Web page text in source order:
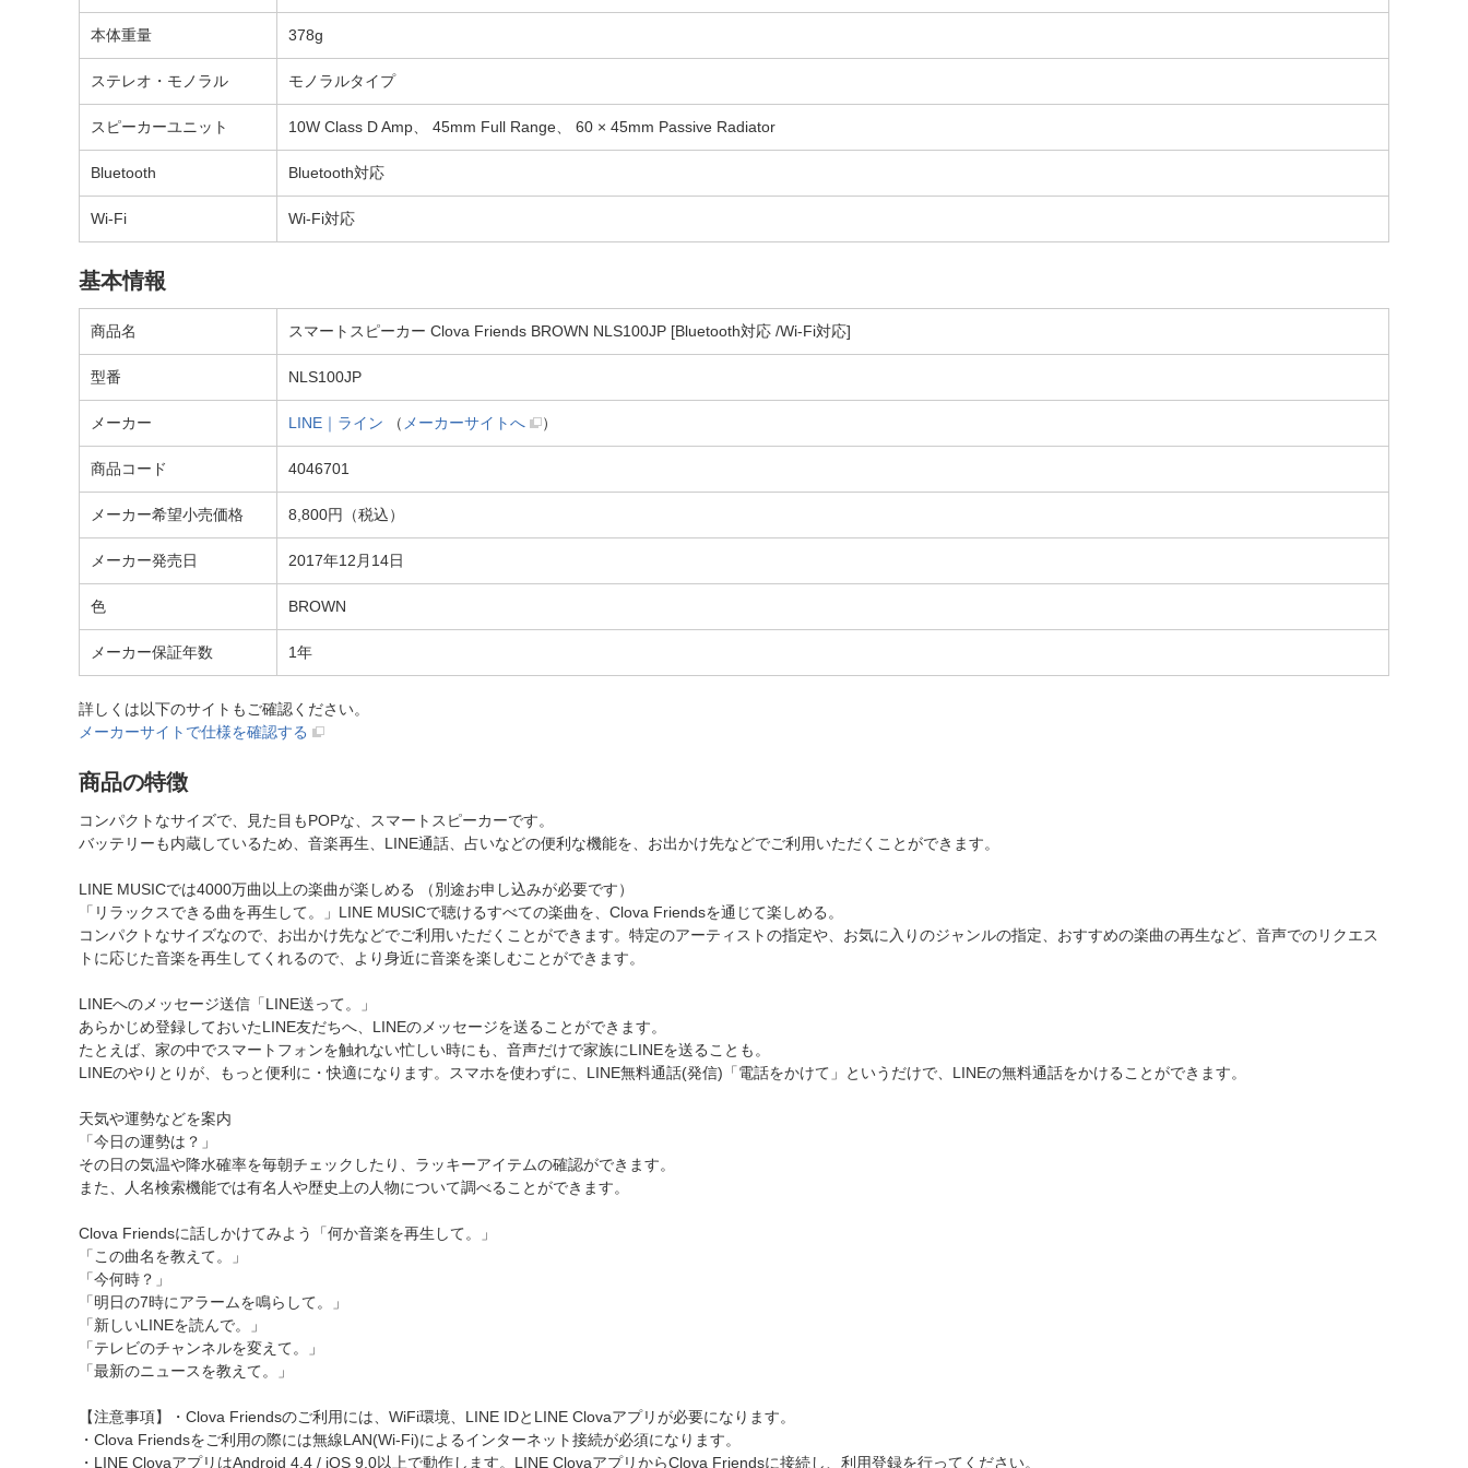
本体重量 378g
ステレオ・モノラル モノラルタイプ
スピーカーユニット 10W Class D Amp、 45mm Full Range、 60 × 45mm Passive Radiator
Bluetooth Bluetooth対応
Wi-Fi Wi-Fi対応
基本情報
商品名 スマートスピーカー Clova Friends BROWN NLS100JP [Bluetooth対応 /Wi-Fi対応]
型番 NLS100JP
メーカー LINE｜ライン （ メーカーサイトへ ）
商品コード 4046701
メーカー希望小売価格 8,800円（税込）
メーカー発売日 2017年12月14日
色 BROWN
メーカー保証年数 1年
詳しくは以下のサイトもご確認ください。
メーカーサイトで仕様を確認する
商品の特徴
コンパクトなサイズで、見た目もPOPな、スマートスピーカーです。
バッテリーも内蔵しているため、音楽再生、LINE通話、占いなどの便利な機能を、お出かけ先などでご利用いただくことができます。
LINE MUSICでは4000万曲以上の楽曲が楽しめる （別途お申し込みが必要です）
「リラックスできる曲を再生して。」LINE MUSICで聴けるすべての楽曲を、Clova Friendsを通じて楽しめる。
コンパクトなサイズなので、お出かけ先などでご利用いただくことができます。特定のアーティストの指定や、お気に入りのジャンルの指定、おすすめの楽曲の再生など、音声でのリクエス
トに応じた音楽を再生してくれるので、より身近に音楽を楽しむことができます。
LINEへのメッセージ送信「LINE送って。」
あらかじめ登録しておいたLINE友だちへ、LINEのメッセージを送ることができます。
たとえば、家の中でスマートフォンを触れない忙しい時にも、音声だけで家族にLINEを送ることも。
LINEのやりとりが、もっと便利に・快適になります。スマホを使わずに、LINE無料通話(発信)「電話をかけて」というだけで、LINEの無料通話をかけることができます。
天気や運勢などを案内
「今日の運勢は？」
その日の気温や降水確率を毎朝チェックしたり、ラッキーアイテムの確認ができます。
また、人名検索機能では有名人や歴史上の人物について調べることができます。
Clova Friendsに話しかけてみよう「何か音楽を再生して。」
「この曲名を教えて。」
「今何時？」
「明日の7時にアラームを鳴らして。」
「新しいLINEを読んで。」
「テレビのチャンネルを変えて。」
「最新のニュースを教えて。」
【注意事項】・Clova Friendsのご利用には、WiFi環境、LINE IDとLINE Clovaアプリが必要になります。
・Clova Friendsをご利用の際には無線LAN(Wi-Fi)によるインターネット接続が必須になります。
・LINE ClovaアプリはAndroid 4.4 / iOS 9.0以上で動作します。LINE ClovaアプリからClova Friendsに接続し、利用登録を行ってください。